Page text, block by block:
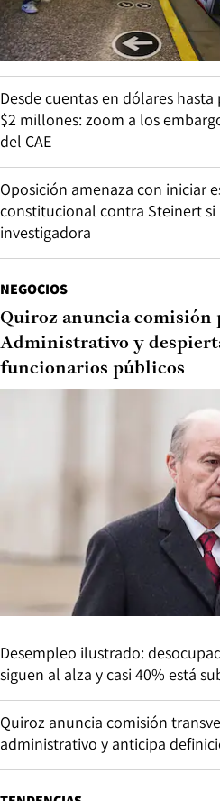
Desde cuentas en dólares
$2 millones: zoom a los
del CAE
Oposición amenaza con iniciar
constitucional contra Steinert
investigadora
NEGOCIOS
Quiroz anuncia comisión
Administrativo y
funcionarios públicos
Desempleo ilustrado:
siguen al alza y casi 40% está
Quiroz anuncia comisión
administrativo y anticipa